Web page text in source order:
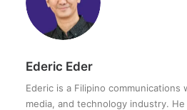
Ederic Eder
Ederic is a Filipino communications
media, and technology industry.